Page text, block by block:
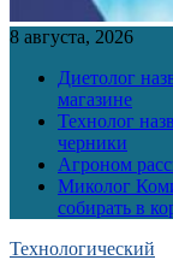
8 августа, 2026
Диетолог
магазине
Технолог
черники
Агроном
Миколог
собирать в
Технологический